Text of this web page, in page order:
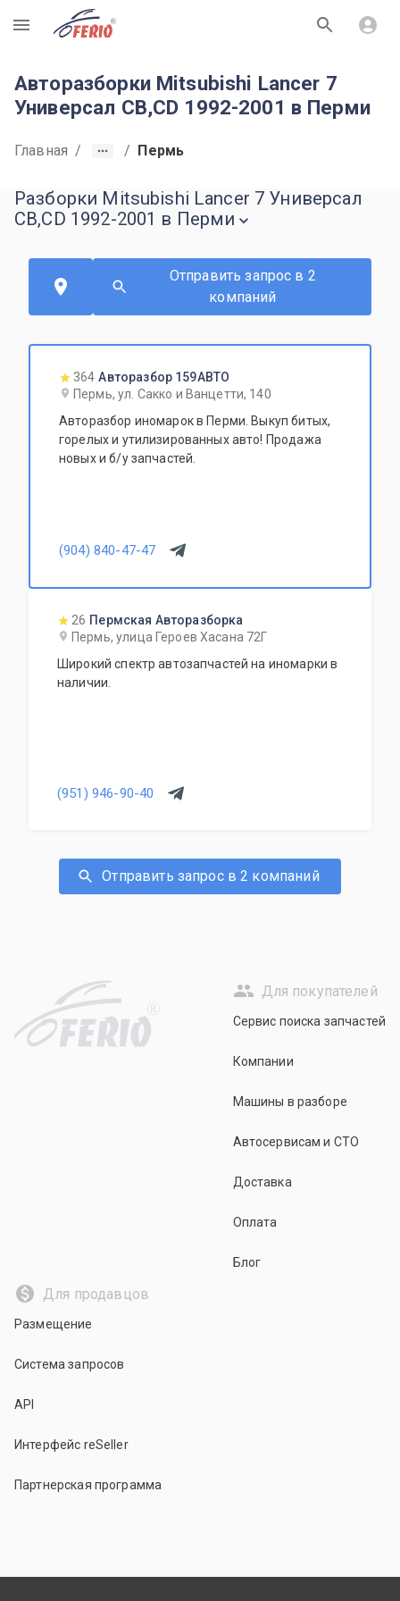
R
Авторазборки Mitsubishi Lancer 7
Универсал CB,CD 1992-2001 в Перми
Главная / / Пермь
Разборки Mitsubishi Lancer 7 Универсал
CB,CD 1992-2001 в Перми
Отправить запрос в 2
компаний
364 Авторазбор 159АВТО
Пермь, ул. Сакко и Ванцетти, 140
Авторазбор иномарок в Перми. Выкуп битых,
горелых и утилизированных авто! Продажа
новых и б/у запчастей.
(904) 840-47-47
26 Пермская Авторазборка
Пермь, улица Героев Хасана 72Г
Широкий спектр автозапчастей на иномарки в
наличии.
(951) 946-90-40
Отправить запрос в 2 компаний
R
Для покупателей
Сервис поиска запчастей
Компании
Машины в разборе
Автосервисам и СТО
Доставка
Оплата
Блог
Для продавцов
Размещение
Система запросов
API
Интерфейс reSeller
Партнерская программа